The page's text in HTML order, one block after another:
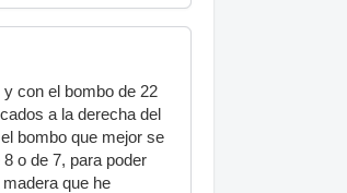
con el bombo de 22
a la derecha del
bombo que mejor se
o de 7, para poder
que he